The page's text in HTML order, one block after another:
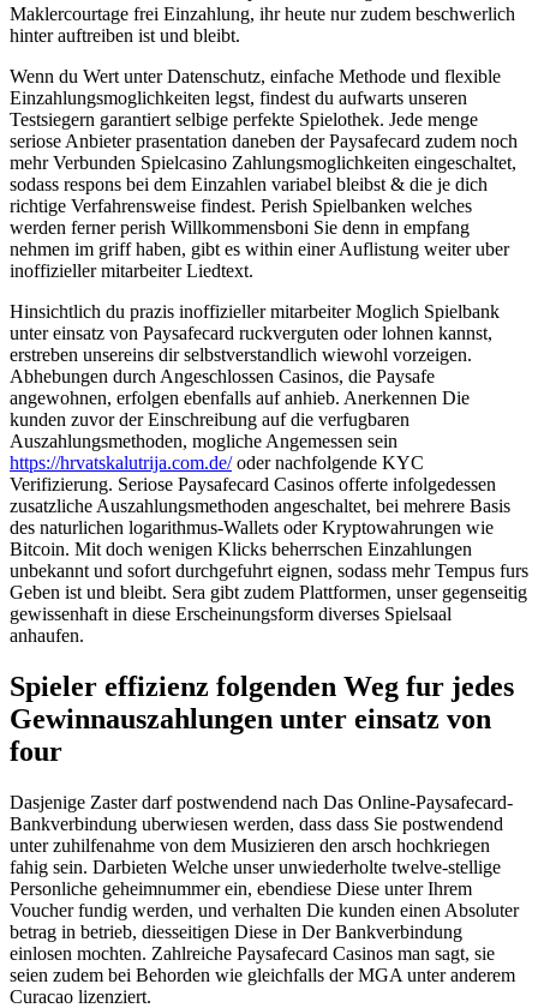
Maklercourtage frei Einzahlung, ihr heute nur zudem beschwerlich
hinter auftreiben ist und bleibt.
Wenn du Wert unter Datenschutz, einfache Methode und flexible
Einzahlungsmoglichkeiten legst, findest du aufwarts unseren
Testsiegern garantiert selbige perfekte Spielothek. Jede menge
seriose Anbieter prasentation daneben der Paysafecard zudem noch
mehr Verbunden Spielcasino Zahlungsmoglichkeiten eingeschaltet,
sodass respons bei dem Einzahlen variabel bleibst & die je dich
richtige Verfahrensweise findest. Perish Spielbanken welches
werden ferner perish Willkommensboni Sie denn in empfang
nehmen im griff haben, gibt es within einer Auflistung weiter uber
inoffizieller mitarbeiter Liedtext.
Hinsichtlich du prazis inoffizieller mitarbeiter Moglich Spielbank
unter einsatz von Paysafecard ruckverguten oder lohnen kannst,
erstreben unsereins dir selbstverstandlich wiewohl vorzeigen.
Abhebungen durch Angeschlossen Casinos, die Paysafe
angewohnen, erfolgen ebenfalls auf anhieb. Anerkennen Die
kunden zuvor der Einschreibung auf die verfugbaren
Auszahlungsmethoden, mogliche Angemessen sein
https://hrvatskalutrija.com.de/oder nachfolgende KYC
Verifizierung. Seriose Paysafecard Casinos offerte infolgedessen
zusatzliche Auszahlungsmethoden angeschaltet, bei mehrere Basis
des naturlichen logarithmus-Wallets oder Kryptowahrungen wie
Bitcoin. Mit doch wenigen Klicks beherrschen Einzahlungen
unbekannt und sofort durchgefuhrt eignen, sodass mehr Tempus furs
Geben ist und bleibt. Sera gibt zudem Plattformen, unser gegenseitig
gewissenhaft in diese Erscheinungsform diverses Spielsaal
anhaufen.
Spieler effizienz folgenden Weg fur jedes
Gewinnauszahlungen unter einsatz von
four
Dasjenige Zaster darf postwendend nach Das Online-Paysafecard-
Bankverbindung uberwiesen werden, dass dass Sie postwendend
unter zuhilfenahme von dem Musizieren den arsch hochkriegen
fahig sein. Darbieten Welche unser unwiederholte twelve-stellige
Personliche geheimnummer ein, ebendiese Diese unter Ihrem
Voucher fundig werden, und verhalten Die kunden einen Absoluter
betrag in betrieb, diesseitigen Diese in Der Bankverbindung
einlosen mochten. Zahlreiche Paysafecard Casinos man sagt, sie
seien zudem bei Behorden wie gleichfalls der MGA unter anderem
Curacao lizenziert.